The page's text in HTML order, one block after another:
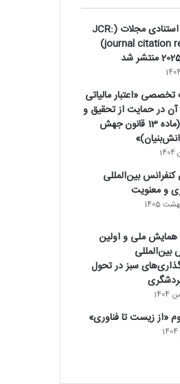
گزارش استنادی مجلات (JCR:
journal citation reports)
«اعتبار مالیاتی
در حمایت از تحقیق و
توسعه (ماده 13 قانون جهش
بین‌المللی
و معنویت
ملی و اولین
بین‌المللی
سبز در تحول
«از زیست تا فناوری»